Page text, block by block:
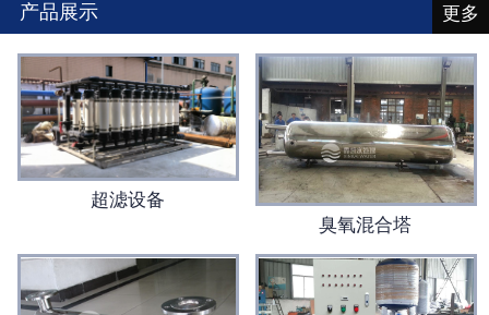
联系我们
产品展示 更多
超滤设备
臭氧混合塔